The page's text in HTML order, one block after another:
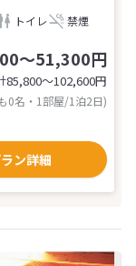
トイレ 禁煙
～51,300円
85,800〜102,600円
0名・1部屋/1泊2日)
ン詳細